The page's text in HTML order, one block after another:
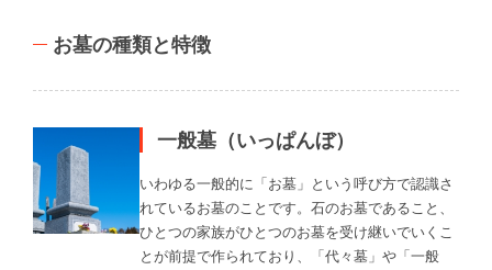
お墓の種類と特徴
一般墓（いっぱんぼ）
いわゆる一般的に「お墓」という呼び方で認識さ
れているお墓のことです。石のお墓であること、
ひとつの家族がひとつのお墓を受け継いでいくこ
とが前提で作られており、「代々墓」や「一般